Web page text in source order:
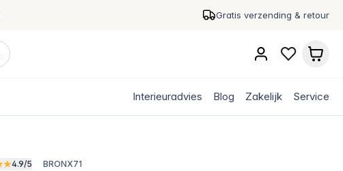
Gratis verzending & retour
Interieuradvies Blog Zakelijk Service
4.9/5 BRONX71